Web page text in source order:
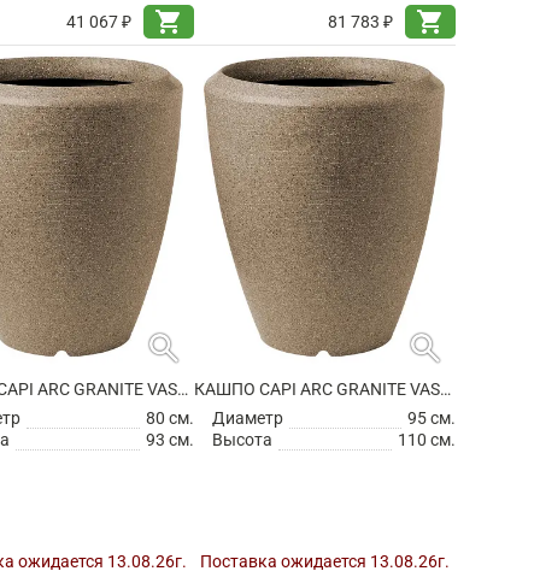
41 067 ₽
shopping_cart
81 783 ₽
shopping_cart
search
КАШПО CAPI ARC GRANITE VASE ELEGANT WARM TAUPE
80 см.
93 см.
ожидается 13.08.26г.
search
КАШПО CAPI ARC GRANITE VASE ELEGANT WARM TAUPE
Диаметр
95 см.
Высота
110 см.
Поставка ожидается 13.08.26г.